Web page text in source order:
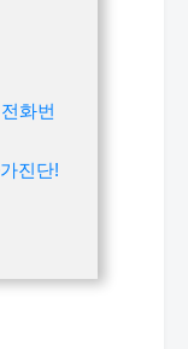
화번
진단!